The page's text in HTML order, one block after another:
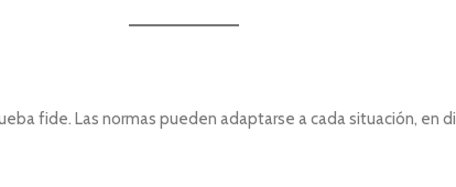
fide. Las normas pueden adaptarse a cada situación, en